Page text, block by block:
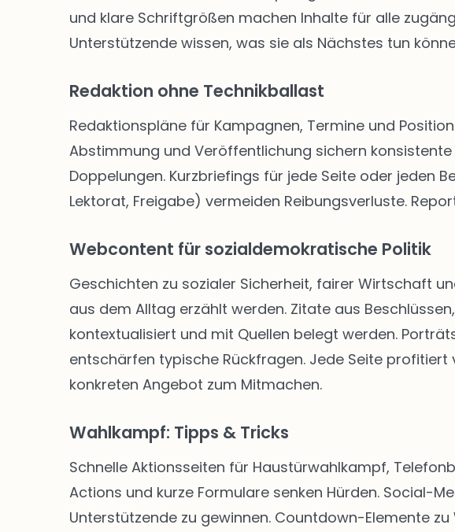
und klare Schriftgrößen machen Inhalte für alle
Unterstützende wissen, was sie als Nächstes tun
Redaktion ohne Technikballast
Redaktionspläne für Kampagnen, Termine und
Abstimmung und Veröffentlichung sichern
Doppelungen. Kurzbriefings für jede Seite oder jeden
Lektorat, Freigabe) vermeiden Reibungsverluste.
Webcontent für sozialdemokratische Politik
Geschichten zu sozialer Sicherheit, fairer Wirtschaft
aus dem Alltag erzählt werden. Zitate aus
kontextualisiert und mit Quellen belegt werden.
entschärfen typische Rückfragen. Jede Seite
konkreten Angebot zum Mitmachen.
Wahlkampf: Tipps & Tricks
Schnelle Aktionsseiten für Haustürwahlkampf,
Actions und kurze Formulare senken Hürden. Social-
Unterstützende zu gewinnen. Countdown-Elemente